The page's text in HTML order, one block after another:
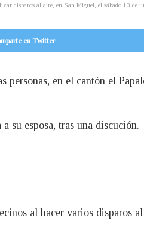
disparos al aire, en San Miguel, el sábado 13 de
en Twitter
en el cantón el
su esposa, tras una discución.
al hacer varios disparos